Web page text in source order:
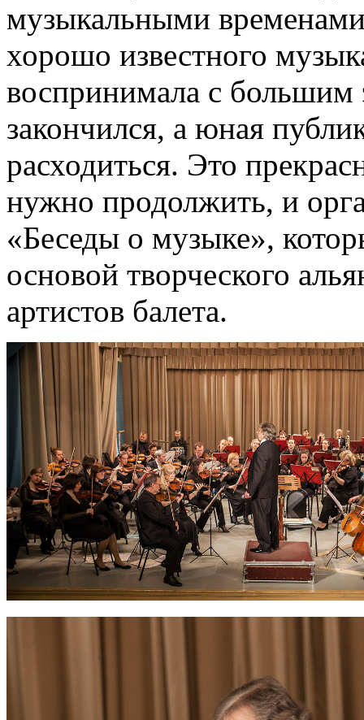
музыкальными
хорошо известного
воспринимала с большим
закончился, а юная
расходиться. Это
нужно продолжить, и
«Беседы о музыке»,
основой творческого
артистов балета.